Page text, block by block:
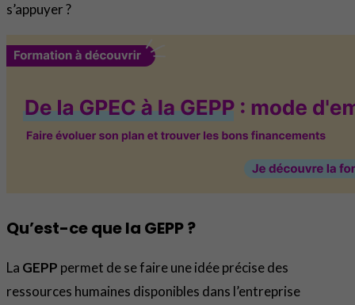
s’appuyer ?
Qu’est-ce que la GEPP ?
La GEPP permet de se faire une idée précise des
ressources humaines disponibles dans l’entreprise